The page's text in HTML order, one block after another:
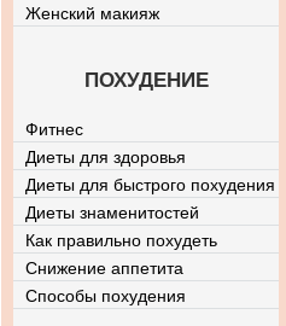
Женский макияж
ПОХУДЕНИЕ
Фитнес
Диеты для здоровья
Диеты для быстрого похудения
Диеты знаменитостей
Как правильно похудеть
Снижение аппетита
Способы похудения